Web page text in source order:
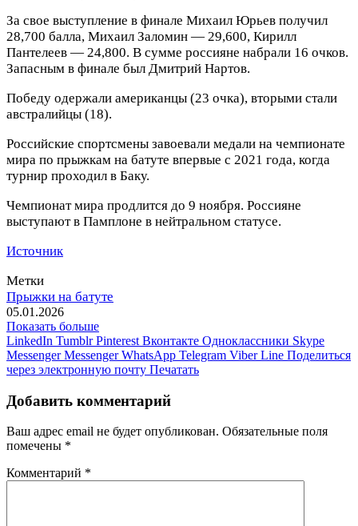
За свое выступление в финале Михаил Юрьев получил
28,700 балла, Михаил Заломин — 29,600, Кирилл
Пантелеев — 24,800. В сумме россияне набрали 16 очков.
Запасным в финале был Дмитрий Нартов.
Победу одержали американцы (23 очка), вторыми стали
австралийцы (18).
Российские спортсмены завоевали медали на чемпионате
мира по прыжкам на батуте впервые с 2021 года, когда
турнир проходил в Баку.
Чемпионат мира продлится до 9 ноября. Россияне
выступают в Памплоне в нейтральном статусе.
Источник
Метки
Прыжки на батуте
05.01.2026
Показать больше
LinkedIn Tumblr Pinterest Вконтакте Одноклассники Skype
Messenger Messenger WhatsApp Telegram Viber Line Поделиться
через электронную почту Печатать
Добавить комментарий
Ваш адрес email не будет опубликован. Обязательные поля
помечены *
Комментарий *